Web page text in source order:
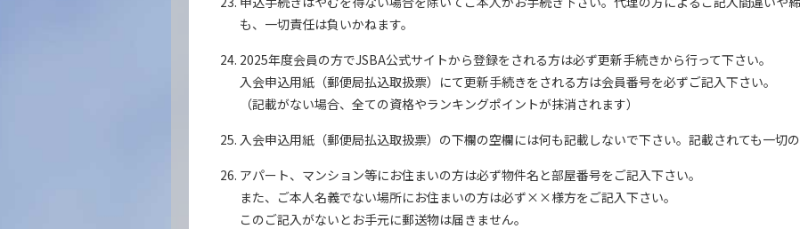
も、一切責任は負いかねます。
2025年度会員の方でJSBA公式サイトから登録をされる方は必ず更新手続きから行って下さい。
入会申込用紙（郵便局払込取扱票）にて更新手続きをされる方は会員番号を必ずご記入下さい。
（記載がない場合、全ての資格やランキングポイントが抹消されます）
入会申込用紙（郵便局払込取扱票）の下欄の空欄には何も記載しないで下さい。記載されても一切の
アパート、マンション等にお住まいの方は必ず物件名と部屋番号をご記入下さい。
また、ご本人名義でない場所にお住まいの方は必ず××様方をご記入下さい。
このご記入がないとお手元に郵送物は届きません。